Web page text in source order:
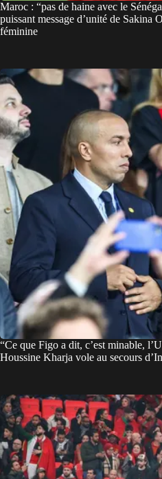
Maroc : “pas de haine avec le
puissant message d’unité de Sakina
féminine
“Ce que Figo a dit, c’est minable,
Houssine Kharja vole au secours